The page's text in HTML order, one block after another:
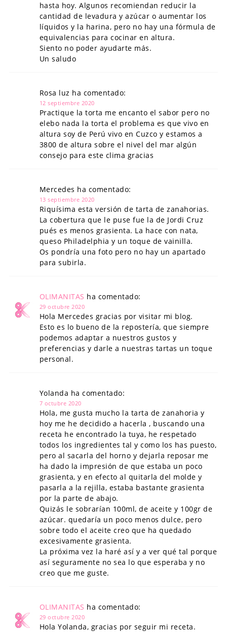
hasta hoy. Algunos recomiendan reducir la
cantidad de levadura y azúcar o aumentar los
líquidos y la harina, pero no hay una fórmula de
equivalencias para cocinar en altura.
Siento no poder ayudarte más.
Un saludo
Rosa luz ha comentado:
12 septiembre 2020
Practique la torta me encanto el sabor pero no
elebo nada la torta el problema es que vivo en
altura soy de Perú vivo en Cuzco y estamos a
3800 de altura sobre el nivel del mar algún
consejo para este clima gracias
Mercedes ha comentado:
13 septiembre 2020
Riquísima esta versión de tarta de zanahorias.
La cobertura que le puse fue la de Jordi Cruz
pués es menos grasienta. La hace con nata,
queso Philadelphia y un toque de vainilla.
Os pondría una foto pero no hay un apartado
para subirla.
OLIMANITAS ha comentado:
29 octubre 2020
Hola Mercedes gracias por visitar mi blog.
Esto es lo bueno de la repostería, que siempre
podemos adaptar a nuestros gustos y
preferencias y darle a nuestras tartas un toque
personal.
Yolanda ha comentado:
7 octubre 2020
Hola, me gusta mucho la tarta de zanahoria y
hoy me he decidido a hacerla , buscando una
receta he encontrado la tuya, he respetado
todos los ingredientes tal y como los has puesto,
pero al sacarla del horno y dejarla reposar me
ha dado la impresión de que estaba un poco
grasienta, y en efecto al quitarla del molde y
pasarla a la rejilla, estaba bastante grasienta
por la parte de abajo.
Quizás le sobrarían 100ml, de aceite y 100gr de
azúcar. quedaría un poco menos dulce, pero
sobre todo el aceite creo que ha quedado
excesivamente grasienta.
La próxima vez la haré así y a ver qué tal porque
así seguramente no sea lo que esperaba y no
creo que me guste.
OLIMANITAS ha comentado:
29 octubre 2020
Hola Yolanda, gracias por seguir mi receta.